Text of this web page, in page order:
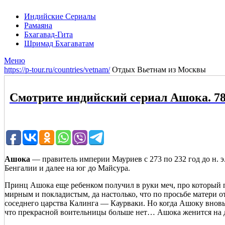
Индийские Сериалы
Рамаяна
Бхагавад-Гита
Шримад Бхагаватам
Меню
https://p-tour.ru/countries/vetnam/Отдых Вьетнам из Москвы
Смотрите индийский сериал Ашока.
Ашока — правитель империи Мауриев с 273 по 232 год до н.
Бенгалии и далее на юг до Майсура.
Принц Ашока еще ребенком получил в руки меч, про который
мирным и покладистым, да настолько, что по просьбе матери
соседнего царства Калинга — Каурваки. Но когда Ашоку
что прекрасной воительницы больше нет… Ашока женится на